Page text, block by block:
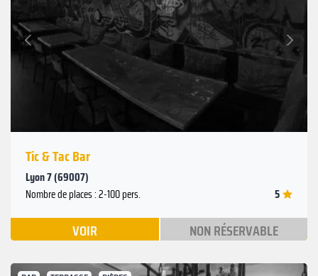
Précédent
Suivant
Tic & Tac Bar
Lyon 7 (69007)
Nombre de places : 2-100 pers. 5
VOIR NON RÉSERVABLE